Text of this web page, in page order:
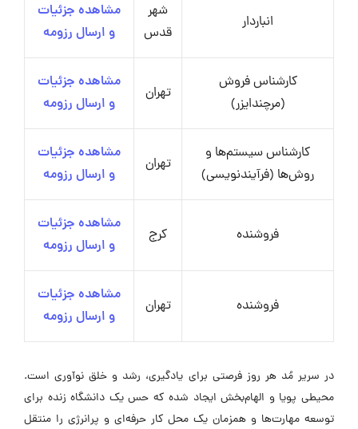
انباردار
شهر
قدس
مشاهده جزئیات
و ارسال رزومه
کارشناس فروش
(مرچندایزر)
تهران
مشاهده جزئیات
و ارسال رزومه
کارشناس سیستم‌ها و
روش‌ها (فرآیندنویسی)
تهران
مشاهده جزئیات
و ارسال رزومه
فروشنده کرج
مشاهده جزئیات
و ارسال رزومه
فروشنده تهران
مشاهده جزئیات
و ارسال رزومه
در سریر مُد هر روز فرصتی برای یادگیری، رشد و خلق نوآوری است.
محیطی پویا و الهام‌بخش ایجاد شده که حس یک دانشگاه زنده برای
توسعه مهارت‌ها و همزمان یک محل کار حرفه‌ای و پرانرژی را منتقل